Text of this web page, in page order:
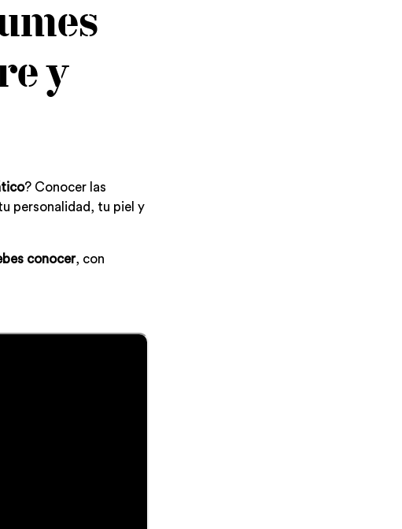
y
? Conocer las
personalidad, tu piel y
conocer, con